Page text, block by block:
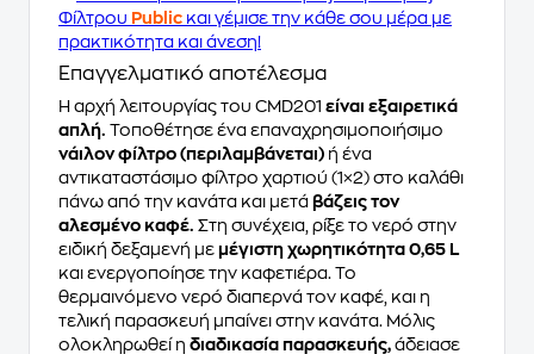
Φίλτρου Public και γέμισε την κάθε σου μέρα με
πρακτικότητα και άνεση!
Επαγγελματικό αποτέλεσμα
Η αρχή λειτουργίας του CMD201 είναι εξαιρετικά
απλή. Τοποθέτησε ένα επαναχρησιμοποιήσιμο
νάιλον φίλτρο (περιλαμβάνεται) ή ένα
αντικαταστάσιμο φίλτρο χαρτιού (1×2) στο καλάθι
πάνω από την κανάτα και μετά βάζεις τον
αλεσμένο καφέ. Στη συνέχεια, ρίξε το νερό στην
ειδική δεξαμενή με μέγιστη χωρητικότητα 0,65 L
και ενεργοποίησε την καφετιέρα. Το
θερμαινόμενο νερό διαπερνά τον καφέ, και η
τελική παρασκευή μπαίνει στην κανάτα. Μόλις
ολοκληρωθεί η διαδικασία παρασκευής, άδειασε